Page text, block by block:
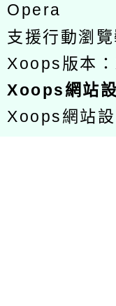
Opera
支援行動瀏
Xoops版本：
Xoops網站
Xoops網站